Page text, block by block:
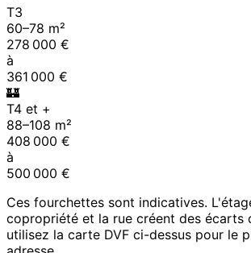
T3
60–78 m²
278 000 €
à
361 000 €
🏰
T4 et +
88–108 m²
408 000 €
à
500 000 €
Ces fourchettes sont indicatives.
copropriété et la rue créent des écarts
utilisez la carte DVF ci-dessus pour le